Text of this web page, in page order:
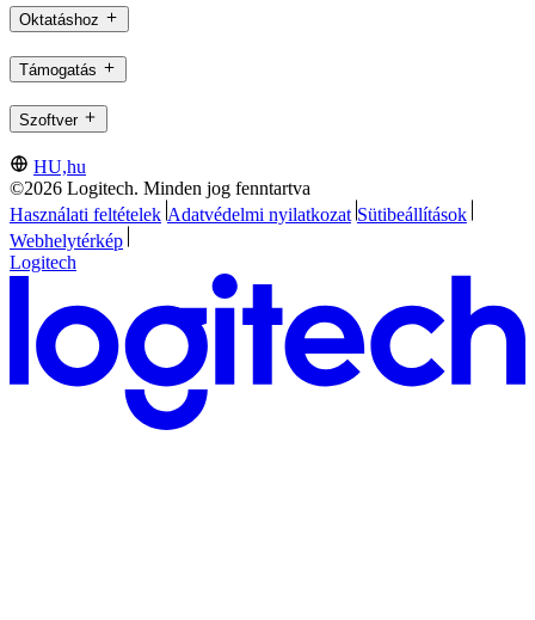
Oktatáshoz
Támogatás
Szoftver
HU,hu
©2026 Logitech. Minden jog fenntartva
Használati feltételek Adatvédelmi nyilatkozat Sütibeállítások
Webhelytérkép
Logitech